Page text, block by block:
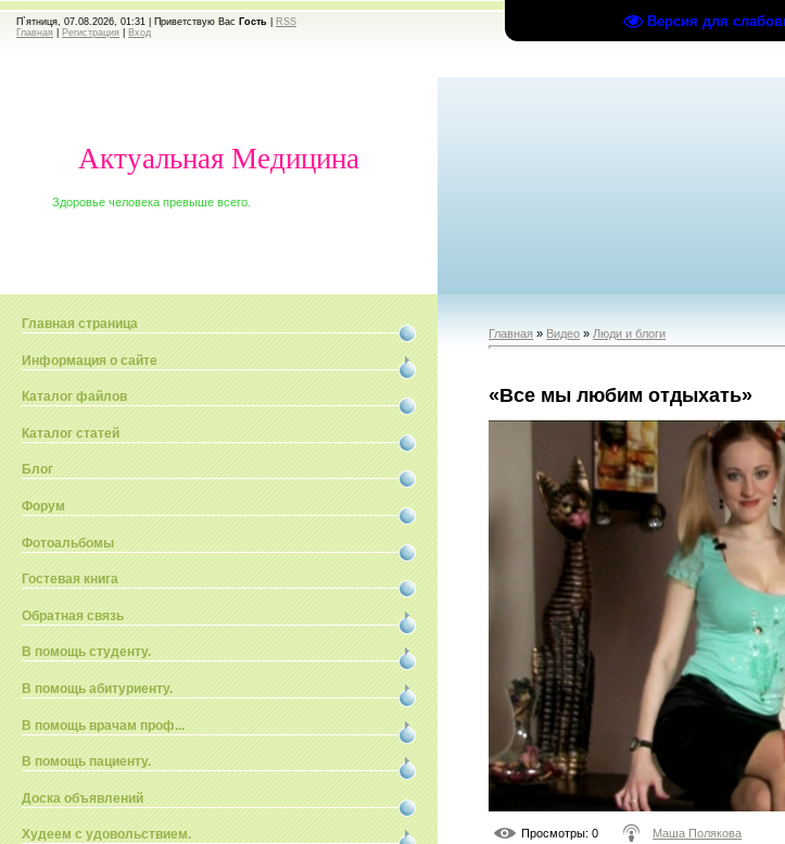
Версия для
П`ятниця, 07.08.2026, 01:31 | Приветствую Вас Гость
RSS
Главная
Регистрация Вход
Актуальная Медицина
Здоровье человека превыше всего.
Главная страница
Информация о сайте
Каталог файлов
Каталог статей
Блог
Форум
Фотоальбомы
Гостевая книга
Обратная связь
В помощь студенту.
В помощь абитуриенту.
В помощь врачам проф...
В помощь пациенту.
Доска объявлений
Худеем с удовольствием.
Главная » Видео » Люди и блоги
«Все мы любим отдыхать»
Просмотры: 0 Маша Полякова